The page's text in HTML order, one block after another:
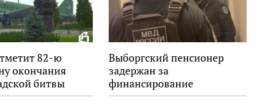
82-ю
окончания
битвы
Выборгский пенсионер
задержан за
финансирование
экстремизма